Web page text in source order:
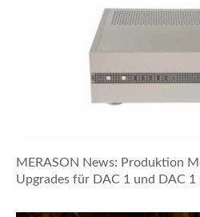
MERASON News: Produktion
Upgrades für DAC 1 und DAC 1